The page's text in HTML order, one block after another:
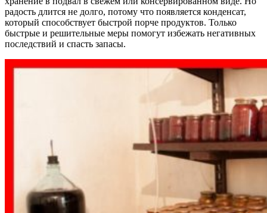
радость длится не долго, потому что появляется конденсат,
который способствует быстрой порче продуктов. Только
быстрые и решительные меры помогут избежать негативных
последствий и спасть запасы.